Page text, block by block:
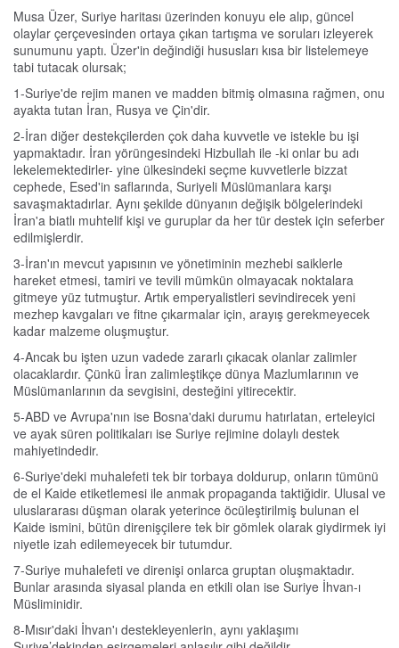
Musa Üzer, Suriye haritası üzerinden konuyu ele alıp, güncel
olaylar çerçevesinden ortaya çıkan tartışma ve soruları izleyerek
sunumunu yaptı. Üzer'in değindiği hususları kısa bir listelemeye
tabi tutacak olursak;
1-Suriye'de rejim manen ve madden bitmiş olmasına rağmen, onu
ayakta tutan İran, Rusya ve Çin'dir.
2-İran diğer destekçilerden çok daha kuvvetle ve istekle bu işi
yapmaktadır. İran yörüngesindeki Hizbullah ile -ki onlar bu adı
lekelemektedirler- yine ülkesindeki seçme kuvvetlerle bizzat
cephede, Esed'in saflarında, Suriyeli Müslümanlara karşı
savaşmaktadırlar. Aynı şekilde dünyanın değişik bölgelerindeki
İran'a biatlı muhtelif kişi ve guruplar da her tür destek için seferber
edilmişlerdir.
3-İran'ın mevcut yapısının ve yönetiminin mezhebi saiklerle
hareket etmesi, tamiri ve tevili mümkün olmayacak noktalara
gitmeye yüz tutmuştur. Artık emperyalistleri sevindirecek yeni
mezhep kavgaları ve fitne çıkarmalar için, arayış gerekmeyecek
kadar malzeme oluşmuştur.
4-Ancak bu işten uzun vadede zararlı çıkacak olanlar zalimler
olacaklardır. Çünkü İran zalimleştikçe dünya Mazlumlarının ve
Müslümanlarının da sevgisini, desteğini yitirecektir.
5-ABD ve Avrupa'nın ise Bosna'daki durumu hatırlatan, erteleyici
ve ayak süren politikaları ise Suriye rejimine dolaylı destek
mahiyetindedir.
6-Suriye'deki muhalefeti tek bir torbaya doldurup, onların tümünü
de el Kaide etiketlemesi ile anmak propaganda taktiğidir. Ulusal ve
uluslararası düşman olarak yeterince öcüleştirilmiş bulunan el
Kaide ismini, bütün direnişçilere tek bir gömlek olarak giydirmek iyi
niyetle izah edilemeyecek bir tutumdur.
7-Suriye muhalefeti ve direnişi onlarca gruptan oluşmaktadır.
Bunlar arasında siyasal planda en etkili olan ise Suriye İhvan-ı
Müsliminidir.
8-Mısır'daki İhvan'ı destekleyenlerin, aynı yaklaşımı